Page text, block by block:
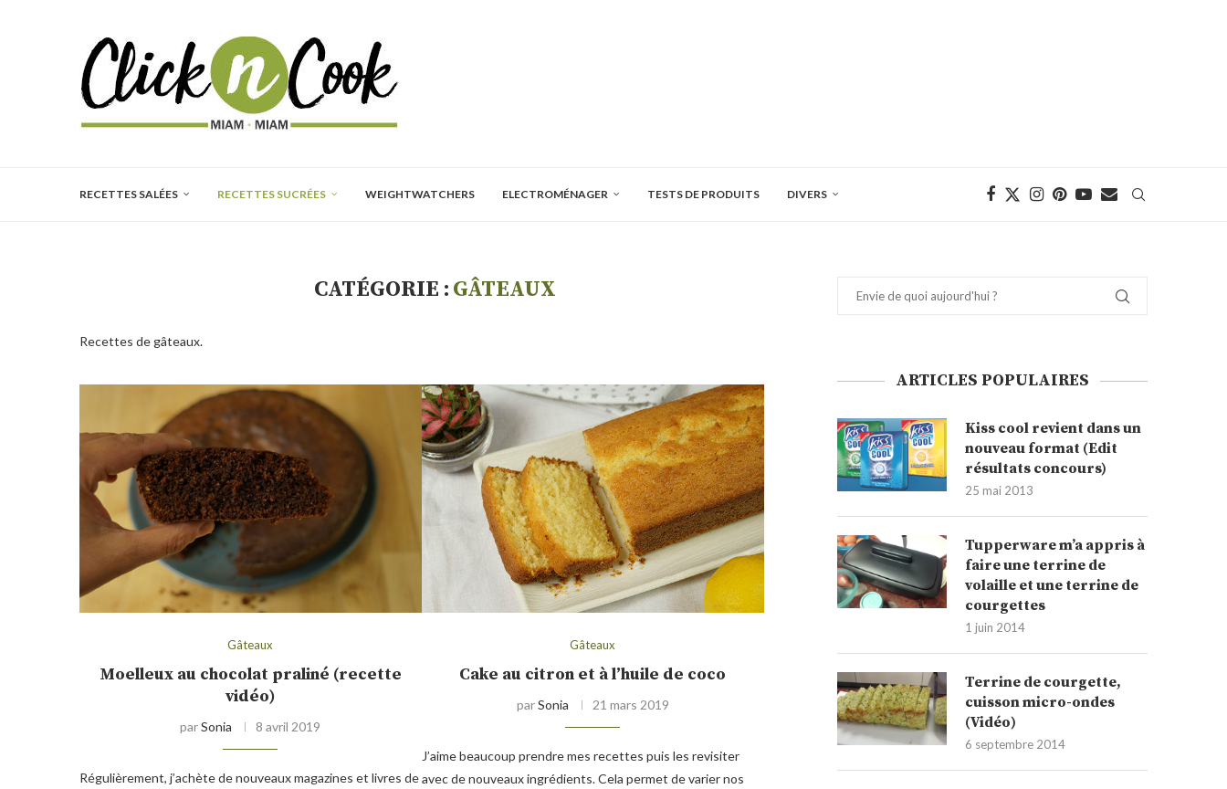
RECETTES SALÉES RECETTES SUCRÉES WEIGHTWATCHERS ELECTROMÉNAGER TESTS DE PRODUITS DIVERS
CATÉGORIE : GÂTEAUX
Recettes de gâteaux.
Gâteaux
Moelleux au chocolat praliné (recette
vidéo)
parSonia 8 avril 2019
Régulièrement, j’achète de nouveaux magazines et livres de
Gâteaux
Cake au citron et à l’huile de coco
parSonia 21 mars 2019
J’aime beaucoup prendre mes recettes puis les revisiter
avec de nouveaux ingrédients. Cela permet de varier nos
ARTICLES POPULAIRES
Kiss cool revient dans un
nouveau format (Edit
résultats concours)
25 mai 2013
Tupperware m’a appris à
faire une terrine de
volaille et une terrine de
courgettes
1 juin 2014
Terrine de courgette,
cuisson micro-ondes
(Vidéo)
6 septembre 2014